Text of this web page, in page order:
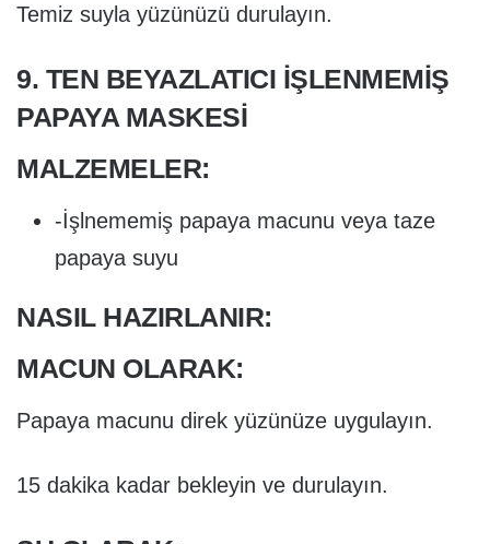
Temiz suyla yüzünüzü durulayın.
9. TEN BEYAZLATICI İŞLENMEMIŞ
PAPAYA MASKESI
MALZEMELER:
-İşlnememiş papaya macunu veya taze
papaya suyu
NASIL HAZIRLANIR:
MACUN OLARAK:
Papaya macunu direk yüzünüze uygulayın.
15 dakika kadar bekleyin ve durulayın.